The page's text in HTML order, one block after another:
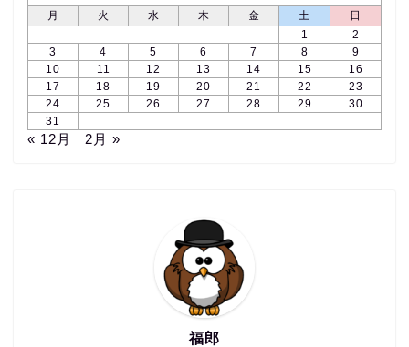
月
火 水 木 金 土
日
1
2
3
4 5 6 7 8
9
10
11 12 13 14 15
16
17
18 19 20 21 22
23
24
25 26 27 28 29
30
31
« 12月 2月 »
福郎